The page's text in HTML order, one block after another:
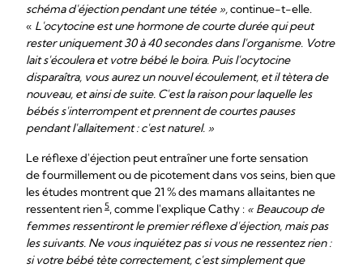
schéma d'éjection pendant une tétée »,continue-t-elle.
« L'ocytocine est une hormone de courte durée qui peut
rester uniquement 30 à 40 secondes dans l'organisme. Votre
lait s'écoulera et votre bébé le boira. Puis l'ocytocine
disparaîtra, vous aurez un nouvel écoulement, et il tètera de
nouveau, et ainsi de suite. C'est la raison pour laquelle les
bébés s'interrompent et prennent de courtes pauses
pendant l'allaitement : c'est naturel. »
Le réflexe d'éjection peut entraîner une forte sensation
de fourmillement ou de picotement dans vos seins, bien que
les études montrent que 21 % des mamans allaitantes ne
ressentent rien 5, comme l'explique Cathy : « Beaucoup de
femmes ressentiront le premier réflexe d'éjection, mais pas
les suivants. Ne vous inquiétez pas si vous ne ressentez rien :
si votre bébé tète correctement, c'est simplement que